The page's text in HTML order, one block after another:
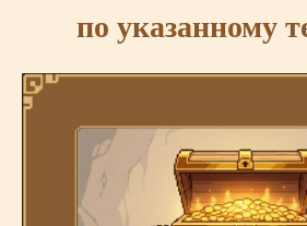
по указанному